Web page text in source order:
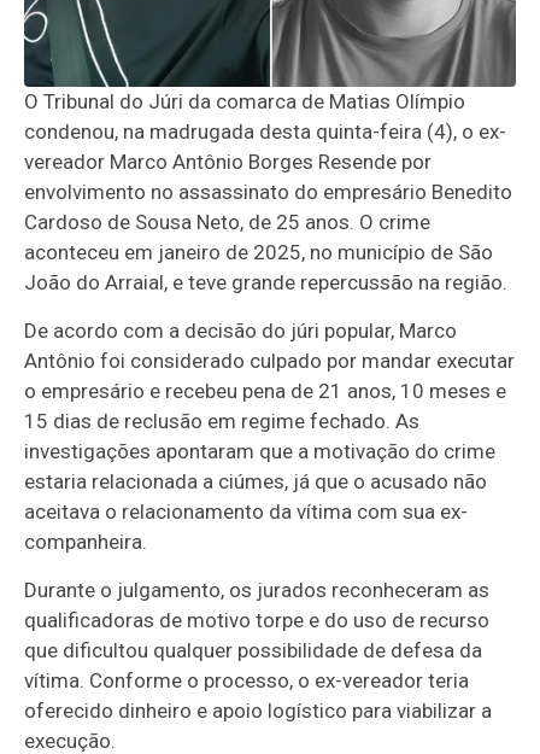
O Tribunal do Júri da comarca de Matias Olímpio
condenou, na madrugada desta quinta-feira (4), o ex-
vereador Marco Antônio Borges Resende por
envolvimento no assassinato do empresário Benedito
Cardoso de Sousa Neto, de 25 anos. O crime
aconteceu em janeiro de 2025, no município de São
João do Arraial, e teve grande repercussão na região.
De acordo com a decisão do júri popular, Marco
Antônio foi considerado culpado por mandar executar
o empresário e recebeu pena de 21 anos, 10 meses e
15 dias de reclusão em regime fechado. As
investigações apontaram que a motivação do crime
estaria relacionada a ciúmes, já que o acusado não
aceitava o relacionamento da vítima com sua ex-
companheira.
Durante o julgamento, os jurados reconheceram as
qualificadoras de motivo torpe e do uso de recurso
que dificultou qualquer possibilidade de defesa da
vítima. Conforme o processo, o ex-vereador teria
oferecido dinheiro e apoio logístico para viabilizar a
execução.